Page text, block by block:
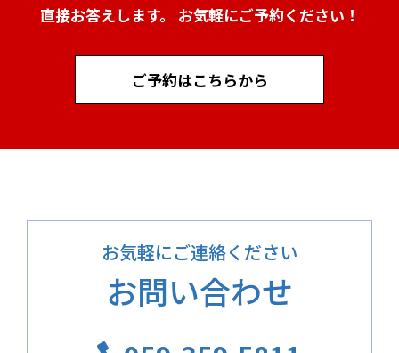
直接お答えします。 お気軽にご予約ください！
ご予約はこちらから
お気軽にご連絡ください
お問い合わせ